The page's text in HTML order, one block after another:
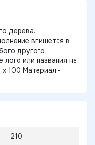
дерева.
впишется в
другого
лого или названия на
х 100 Материал -
210